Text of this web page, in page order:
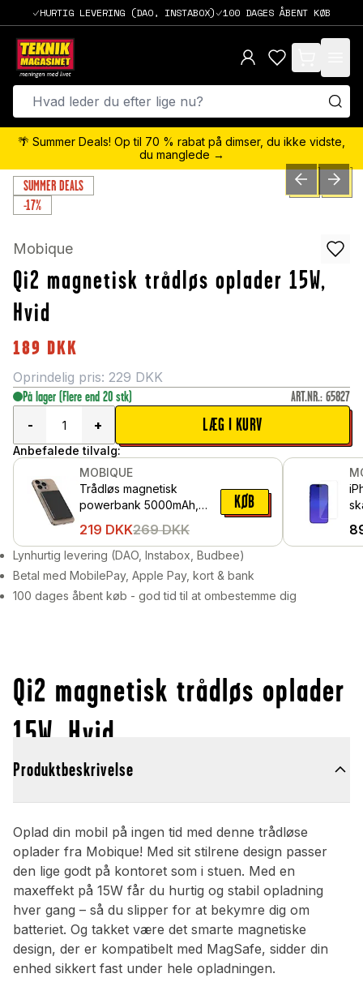
HURTIG LEVERING (DAO, INSTABOX) 100 DAGES ÅBENT KØB
items in cart,
🌴 Summer Deals! Op til 70 % rabat på dimser, du ikke vidste,
du manglede →
SUMMER DEALS
-17%
0/4 PREVIOUSNEXT
Mobique
Qi2 magnetisk trådløs oplader 15W,
Hvid
189 DKK
Oprindelig pris: 229 DKK
På lager (Flere end 20 stk) ART.NR.: 65827
-
+ LÆG I KURV
Anbefalede tilvalg:
MOBIQUE
Trådløs magnetisk
powerbank 5000mAh,
219 DKK269 DKK
KØB
Lynhurtig levering (DAO, Instabox, Budbee)
Betal med MobilePay, Apple Pay, kort & bank
100 dages åbent køb - god tid til at ombestemme dig
Qi2 magnetisk trådløs oplader
15W, Hvid
Produktbeskrivelse
Oplad din mobil på ingen tid med denne trådløse
oplader fra Mobique! Med sit stilrene design passer
den lige godt på kontoret som i stuen. Med en
maxeffekt på 15W får du hurtig og stabil opladning
hver gang – så du slipper for at bekymre dig om
batteriet. Og takket være det smarte magnetiske
design, der er kompatibelt med MagSafe, sidder din
enhed sikkert fast under hele opladningen.